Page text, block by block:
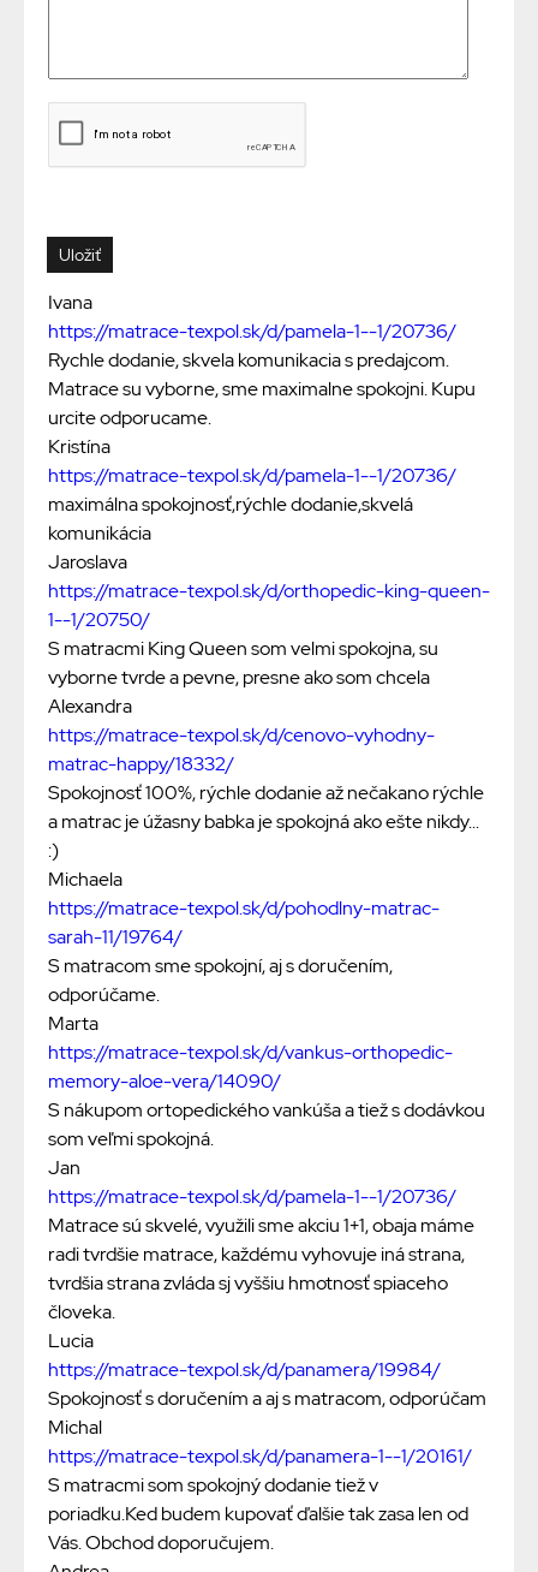
Ivana
https://matrace-texpol.sk/d/pamela-1--1/20736/
Rychle dodanie, skvela komunikacia s predajcom.
Matrace su vyborne, sme maximalne spokojni. Kupu
urcite odporucame.
Kristína
https://matrace-texpol.sk/d/pamela-1--1/20736/
maximálna spokojnosť,rýchle dodanie,skvelá
komunikácia
Jaroslava
https://matrace-texpol.sk/d/orthopedic-king-queen-
1--1/20750/
S matracmi King Queen som velmi spokojna, su
vyborne tvrde a pevne, presne ako som chcela
Alexandra
https://matrace-texpol.sk/d/cenovo-vyhodny-
matrac-happy/18332/
Spokojnosť 100%, rýchle dodanie až nečakano rýchle
a matrac je úžasny babka je spokojná ako ešte nikdy...
:)
Michaela
https://matrace-texpol.sk/d/pohodlny-matrac-
sarah-11/19764/
S matracom sme spokojní, aj s doručením,
odporúčame.
Marta
https://matrace-texpol.sk/d/vankus-orthopedic-
memory-aloe-vera/14090/
S nákupom ortopedického vankúša a tiež s dodávkou
som veľmi spokojná.
Jan
https://matrace-texpol.sk/d/pamela-1--1/20736/
Matrace sú skvelé, využili sme akciu 1+1, obaja máme
radi tvrdšie matrace, každému vyhovuje iná strana,
tvrdšia strana zvláda sj vyššiu hmotnosť spiaceho
človeka.
Lucia
https://matrace-texpol.sk/d/panamera/19984/
Spokojnosť s doručením a aj s matracom, odporúčam
Michal
https://matrace-texpol.sk/d/panamera-1--1/20161/
S matracmi som spokojný dodanie tiež v
poriadku.Ked budem kupovať ďalšie tak zasa len od
Vás. Obchod doporučujem.